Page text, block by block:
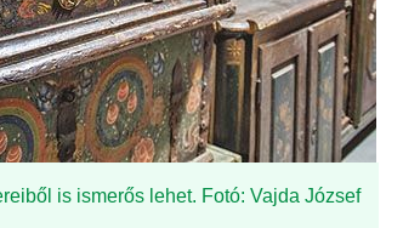
is ismerős lehet. Fotó: Vajda József